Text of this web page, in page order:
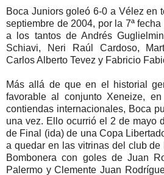
Boca Juniors goleó 6-0 a Vélez en
septiembre de 2004, por la 7ª fecha
a los tantos de Andrés
Schiavi, Neri Raúl Cardoso,
Carlos Alberto Tevez y Fabricio
Más allá de que en el historial
favorable al conjunto Xeneize,
contiendas internacionales, Boca
una vez. Ello ocurrió el 2 de mayo
de Final (ida) de una Copa
a quedar en las vitrinas del club
Bombonera con goles de Juan
Palermo y Clemente Juan